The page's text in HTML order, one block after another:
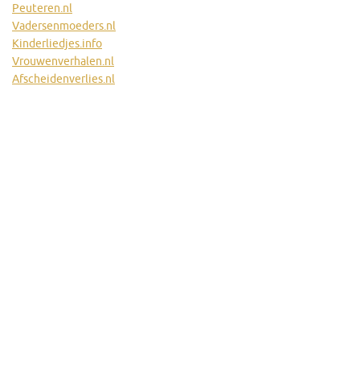
Peuteren.nl
Vadersenmoeders.nl
Kinderliedjes.info
Vrouwenverhalen.nl
Afscheidenverlies.nl